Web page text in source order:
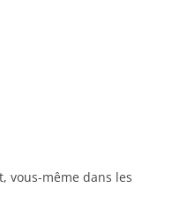
vous-même dans les